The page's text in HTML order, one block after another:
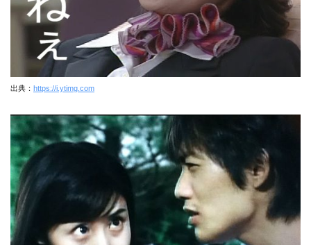
出典： https://i.ytimg.com